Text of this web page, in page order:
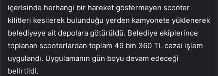
içerisinde herhangi bir hareket göstermeyen scooter
kilitleri kesilerek bulunduğu yerden kamyonete yüklenerek
belediyeye ait depolara götürüldü. Belediye ekiplerince
toplanan scooterlardan toplam 49 bin 360 TL cezai işlem
uygulandı. Uygulamanın gün boyu devam edeceği
belirtildi.